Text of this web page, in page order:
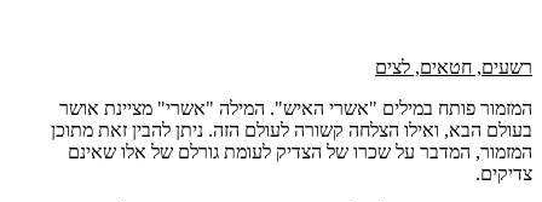
רשעים, חטאים, לצים
המזמור פותח במילים "אשרי האיש". המילה "אשרי" מציינת אושר
בעולם הבא, ואילו הצלחה קשורה לעולם הזה. ניתן להבין זאת מתוכן
המזמור, המדבר על שכרו של הצדיק לעומת גורלם של אלו שאינם
צדיקים.